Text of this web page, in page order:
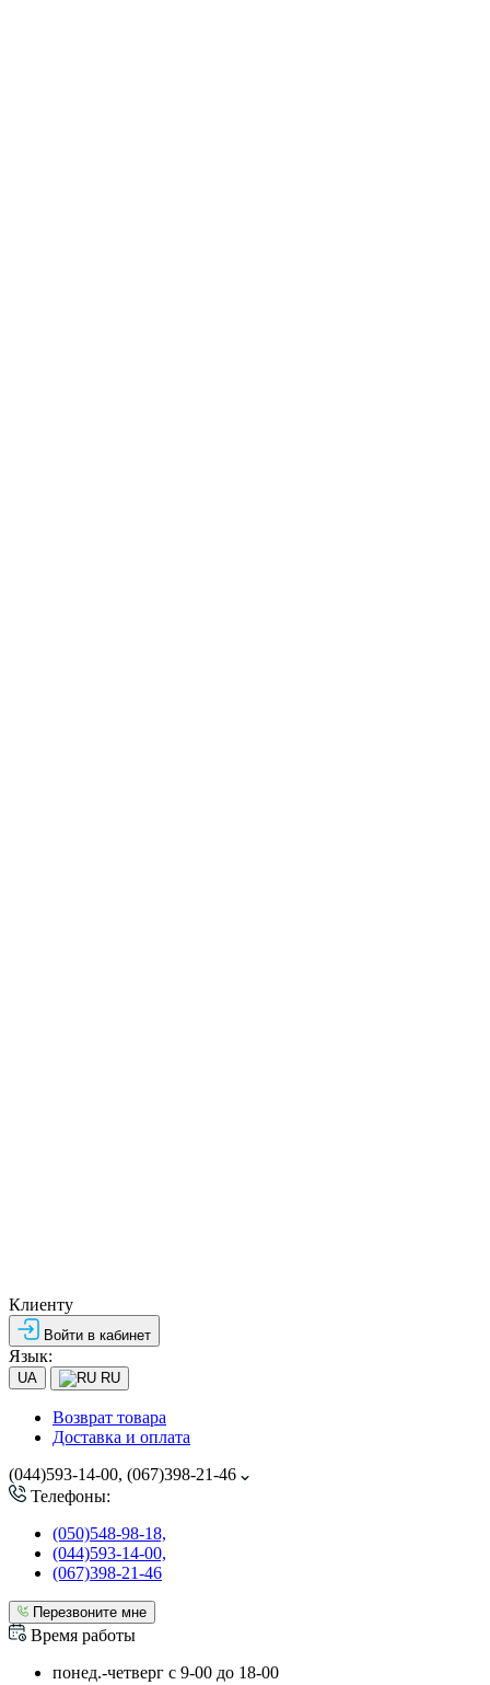
Клиенту
Войти в кабинет
Язык:
UA RU
Возврат товара
Доставка и оплата
(044)593-14-00, (067)398-21-46
Телефоны:
(050)548-98-18,
(044)593-14-00,
(067)398-21-46
Перезвоните мне
Время работы
понед.-четверг с 9-00 до 18-00